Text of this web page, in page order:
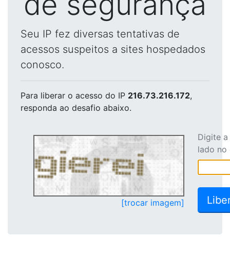
Seu IP fez diversas tentativas de
acessos suspeitos a sites hospedados
conosco.
Para liberar o acesso do IP 216.73.216.172,
responda ao desafio abaixo.
[trocar imagem]
Digite
lado no